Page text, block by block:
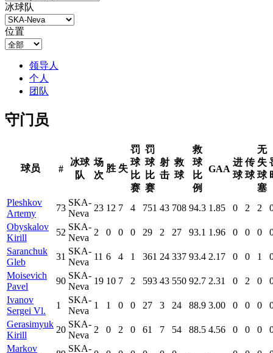
冰球队
位置
领导人
个人
团队
守门员
球员 #
冰球
队
场
次
胜 失
罚
球
比
赛
罚
球
比
赛
射
击
救
球
救
球
比
例
GAA
进
球
传
球
无
失
球
塞
Pleshkov
Artemy
73
SKA-
Neva
23 12 7 4 751 43 708 94.3 1.85 0 2 2
Obyskalov
Kirill
52
SKA-
Neva
2 0 0 0 29 2 27 93.1 1.96 0 0 0
Saranchuk
Gleb
31
SKA-
Neva
11 6 4 1 361 24 337 93.4 2.17 0 0 1
Moisevich
Pavel
90
SKA-
Neva
19 10 7 2 593 43 550 92.7 2.31 0 2 0
Ivanov
Sergei Vl.
1
SKA-
Neva
1 1 0 0 27 3 24 88.9 3.00 0 0 0
Gerasimyuk
Kirill
20
SKA-
Neva
2 0 2 0 61 7 54 88.5 4.56 0 0 0
Markov
SKA-